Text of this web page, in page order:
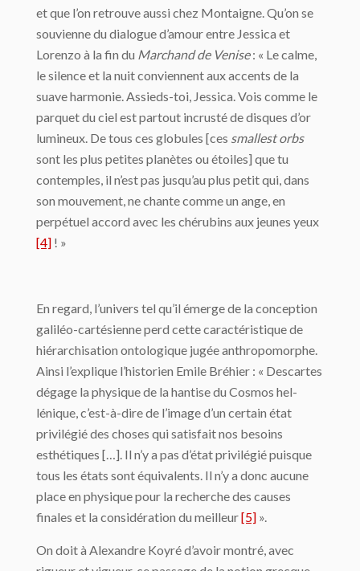
et que l’on retrouve aussi chez Montaigne. Qu’on se
souvienne du dialogue d’amour entre Jessica et
Lorenzo à la fin du Marchand de Venise: « Le calme,
le silence et la nuit conviennent aux accents de la
suave harmonie. Assieds-toi, Jessica. Vois comme le
parquet du ciel est partout incrusté de disques d’or
lumineux. De tous ces globules [ces smallest orbs
sont les plus petites planètes ou étoiles] que tu
contemples, il n’est pas jusqu’au plus petit qui, dans
son mouvement, ne chante comme un ange, en
perpétuel accord avec les chéru­bins aux jeunes yeux
[4] ! »
En regard, l’univers tel qu’il émerge de la conception
galiléo-cartésienne perd cette ca­ractéristique de
hiérarchisation ontologique jugée anthropomorphe.
Ainsi l’explique l’historien Emile Bréhier : « Descartes
dégage la physique de la hantise du Cosmos hel­
lénique, c’est-à-dire de l’image d’un certain état
privilégié des choses qui satisfait nos besoins
esthétiques […]. Il n’y a pas d’état privilégié puisque
tous les états sont équiva­lents. Il n’y a donc aucune
place en physique pour la recherche des causes
finales et la considération du meilleur[5] ».
On doit à Alexandre Koyré d’avoir montré, avec